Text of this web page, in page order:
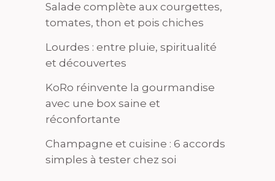
Salade complète aux courgettes,
tomates, thon et pois chiches
Lourdes : entre pluie, spiritualité
et découvertes
KoRo réinvente la gourmandise
avec une box saine et
réconfortante
Champagne et cuisine : 6 accords
simples à tester chez soi